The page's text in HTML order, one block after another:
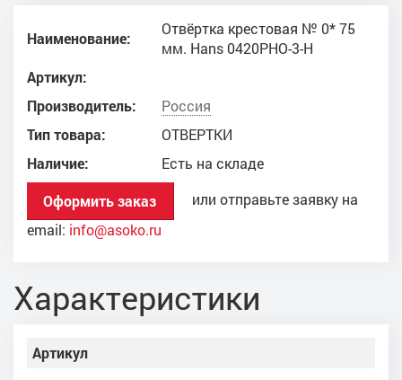
Наименование:
Отвёртка крестовая № 0* 75
мм. Hans 0420PHO-3-H
Артикул:
Производитель:
Россия
Тип товара:
ОТВЕРТКИ
Наличие:
Есть на складе
Оформить заказ
или отправьте заявку на
email: info@asoko.ru
Характеристики
Артикул